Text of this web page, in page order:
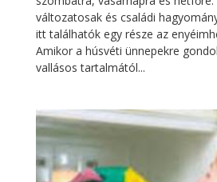
változatosak és családi
itt találhatók egy része az
Amikor a húsvéti ünnepekre
vallásos tartalmától...